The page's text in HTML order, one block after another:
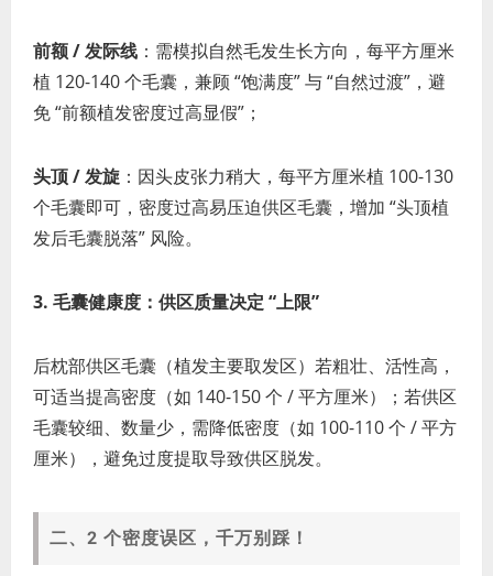
前额 / 发际线 ：需模拟自然毛发生长方向，每平方厘米
植 120-140 个毛囊，兼顾 “饱满度” 与 “自然过渡”，避
免 “前额植发密度过高显假”；
头顶 / 发旋 ：因头皮张力稍大，每平方厘米植 100-130
个毛囊即可，密度过高易压迫供区毛囊，增加 “头顶植
发后毛囊脱落” 风险。
3. 毛囊健康度：供区质量决定 “上限”
后枕部供区毛囊（植发主要取发区）若粗壮、活性高，
可适当提高密度（如 140-150 个 / 平方厘米）；若供区
毛囊较细、数量少，需降低密度（如 100-110 个 / 平方
厘米），避免过度提取导致供区脱发。
二、2 个密度误区，千万别踩！